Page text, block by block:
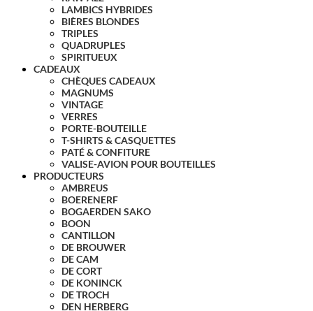
LAMBICS HYBRIDES
BIÈRES BLONDES
TRIPLES
QUADRUPLES
SPIRITUEUX
CADEAUX
CHÈQUES CADEAUX
MAGNUMS
VINTAGE
VERRES
PORTE-BOUTEILLE
T-SHIRTS & CASQUETTES
PATÉ & CONFITURE
VALISE-AVION POUR BOUTEILLES
PRODUCTEURS
AMBREUS
BOERENERF
BOGAERDEN SAKO
BOON
CANTILLON
DE BROUWER
DE CAM
DE CORT
DE KONINCK
DE TROCH
DEN HERBERG